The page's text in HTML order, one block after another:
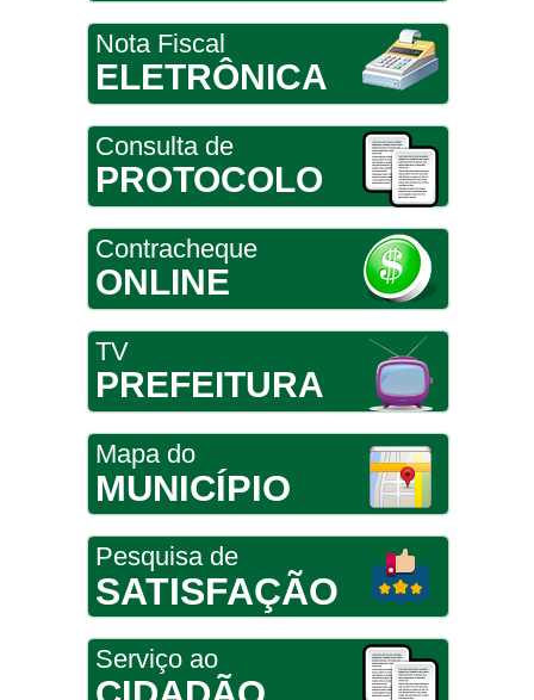
Nota Fiscal
ELETRÔNICA
Consulta de
PROTOCOLO
Contracheque
ONLINE
TV
PREFEITURA
Mapa do
MUNICÍPIO
Pesquisa de
SATISFAÇÃO
Serviço ao